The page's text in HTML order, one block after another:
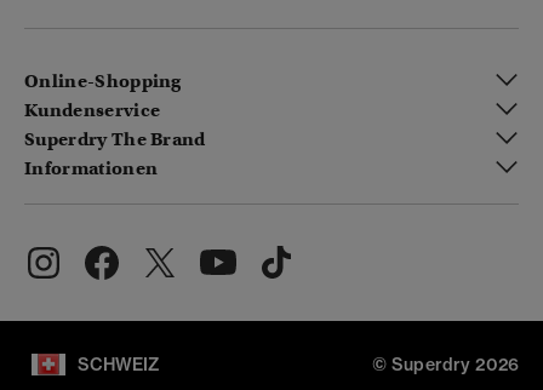
Online-Shopping
Kundenservice
Superdry The Brand
Informationen
SCHWEIZ © Superdry 2026